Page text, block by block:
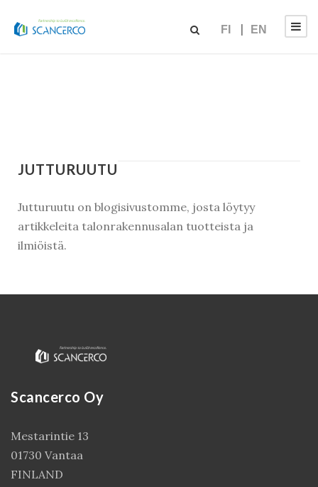
FI EN
JUTTURUUTU
Jutturuutu on blogisivustomme, josta löytyy
artikkeleita talonrakennusalan tuotteista ja
ilmiöistä.
Scancerco Oy
Mestarintie 13
01730 Vantaa
FINLAND